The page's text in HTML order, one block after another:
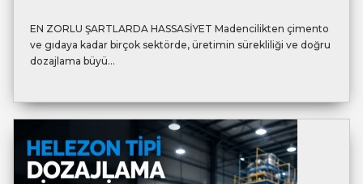
EN ZORLU ŞARTLARDA HASSASİYET Madencilikten çimento
ve gıdaya kadar birçok sektörde, üretimin sürekliliği ve doğru
dozajlama büyü...